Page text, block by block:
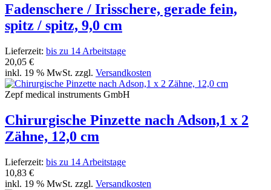
Fadenschere / Irisschere, gerade fein,
spitz / spitz, 9,0 cm
Lieferzeit: bis zu 14 Arbeitstage
20,05 €
inkl. 19 % MwSt. zzgl. Versandkosten
Zepf medical instruments GmbH
Chirurgische Pinzette nach Adson,1 x 2
Zähne, 12,0 cm
Lieferzeit: bis zu 14 Arbeitstage
10,83 €
inkl. 19 % MwSt. zzgl. Versandkosten